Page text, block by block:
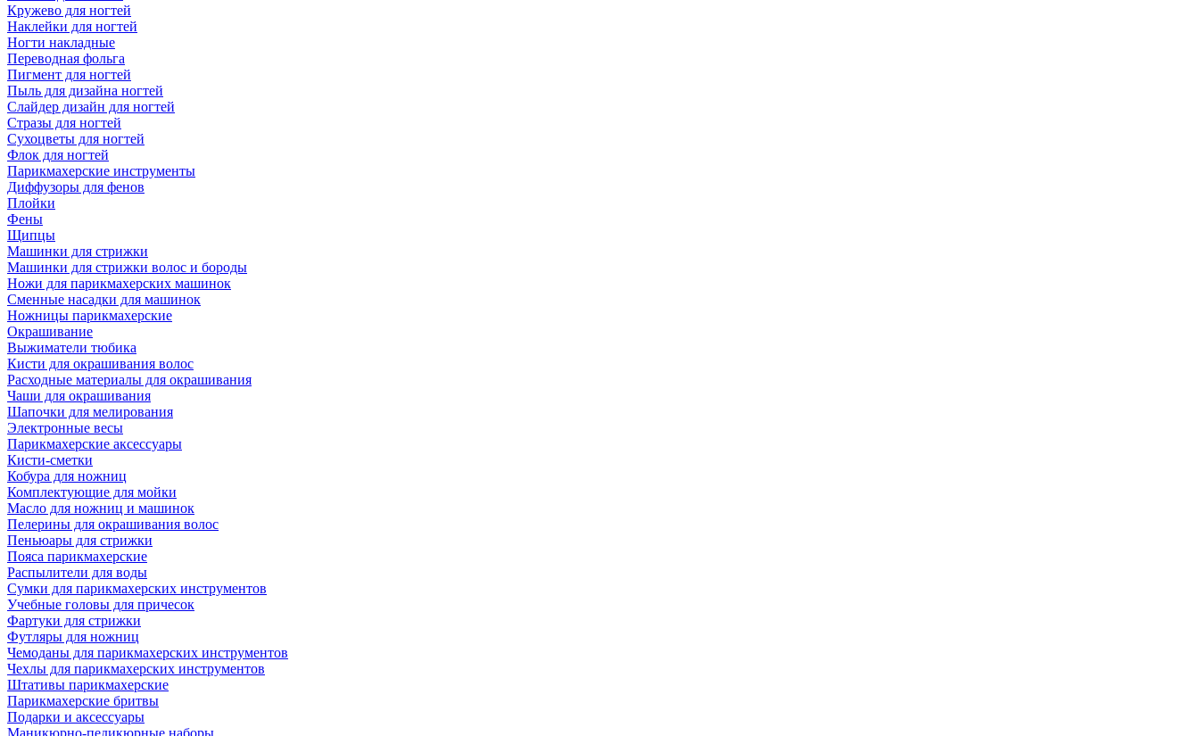
Кружево для ногтей
Наклейки для ногтей
Ногти накладные
Переводная фольга
Пигмент для ногтей
Пыль для дизайна ногтей
Слайдер дизайн для ногтей
Стразы для ногтей
Сухоцветы для ногтей
Флок для ногтей
Парикмахерские инструменты
Диффузоры для фенов
Плойки
Фены
Щипцы
Машинки для стрижки
Машинки для стрижки волос и бороды
Ножи для парикмахерских машинок
Сменные насадки для машинок
Ножницы парикмахерские
Окрашивание
Выжиматели тюбика
Кисти для окрашивания волос
Расходные материалы для окрашивания
Чаши для окрашивания
Шапочки для мелирования
Электронные весы
Парикмахерские аксессуары
Кисти-сметки
Кобура для ножниц
Комплектующие для мойки
Масло для ножниц и машинок
Пелерины для окрашивания волос
Пеньюары для стрижки
Пояса парикмахерские
Распылители для воды
Сумки для парикмахерских инструментов
Учебные головы для причесок
Фартуки для стрижки
Футляры для ножниц
Чемоданы для парикмахерских инструментов
Чехлы для парикмахерских инструментов
Штативы парикмахерские
Парикмахерские бритвы
Подарки и аксессуары
Маникюрно-педикюрные наборы